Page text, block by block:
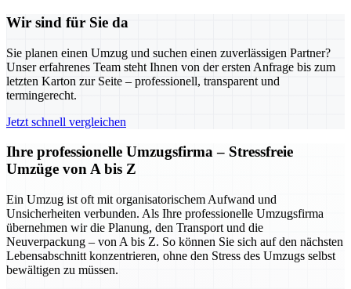
Wir sind für Sie da
Sie planen einen Umzug und suchen einen zuverlässigen Partner?
Unser erfahrenes Team steht Ihnen von der ersten Anfrage bis zum
letzten Karton zur Seite – professionell, transparent und
termingerecht.
Jetzt schnell vergleichen
Ihre professionelle Umzugsfirma – Stressfreie
Umzüge von A bis Z
Ein Umzug ist oft mit organisatorischem Aufwand und
Unsicherheiten verbunden. Als Ihre professionelle Umzugsfirma
übernehmen wir die Planung, den Transport und die
Neuverpackung – von A bis Z. So können Sie sich auf den nächsten
Lebensabschnitt konzentrieren, ohne den Stress des Umzugs selbst
bewältigen zu müssen.